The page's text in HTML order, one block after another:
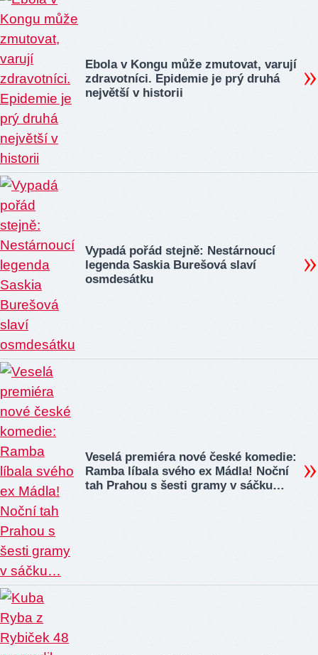
Ebola v Kongu může zmutovat, varují
zdravotníci. Epidemie je prý druhá
největší v historii
Vypadá pořád stejně: Nestárnoucí
legenda Saskia Burešová slaví
osmdesátku
Veselá premiéra nové české komedie:
Ramba líbala svého ex Mádla! Noční
tah Prahou s šesti gramy v sáčku…